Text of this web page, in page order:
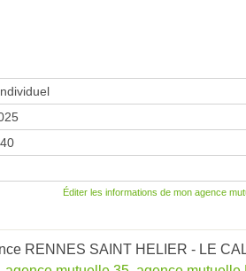
Éditer les informations de mon agence
RENNES SAINT HELIER - LE